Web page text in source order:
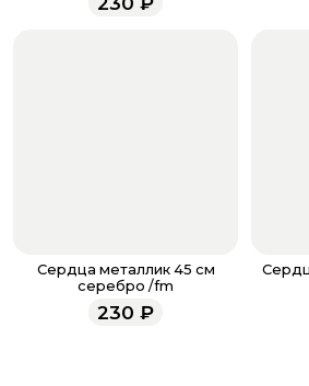
всегда рады
Сердца металлик 45 см
серебро /fm
230 ₽